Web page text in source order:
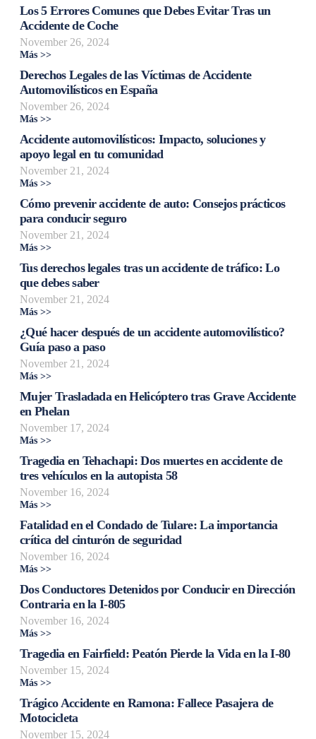
Los 5 Errores Comunes que Debes Evitar Tras un
Accidente de Coche
November 26, 2024
Más >>
Derechos Legales de las Víctimas de Accidente
Automovilísticos en España
November 26, 2024
Más >>
Accidente automovilísticos: Impacto, soluciones y
apoyo legal en tu comunidad
November 21, 2024
Más >>
Cómo prevenir accidente de auto: Consejos prácticos
para conducir seguro
November 21, 2024
Más >>
Tus derechos legales tras un accidente de tráfico: Lo
que debes saber
November 21, 2024
Más >>
¿Qué hacer después de un accidente automovilístico?
Guía paso a paso
November 21, 2024
Más >>
Mujer Trasladada en Helicóptero tras Grave Accidente
en Phelan
November 17, 2024
Más >>
Tragedia en Tehachapi: Dos muertes en accidente de
tres vehículos en la autopista 58
November 16, 2024
Más >>
Fatalidad en el Condado de Tulare: La importancia
crítica del cinturón de seguridad
November 16, 2024
Más >>
Dos Conductores Detenidos por Conducir en Dirección
Contraria en la I-805
November 16, 2024
Más >>
Tragedia en Fairfield: Peatón Pierde la Vida en la I-80
November 15, 2024
Más >>
Trágico Accidente en Ramona: Fallece Pasajera de
Motocicleta
November 15, 2024